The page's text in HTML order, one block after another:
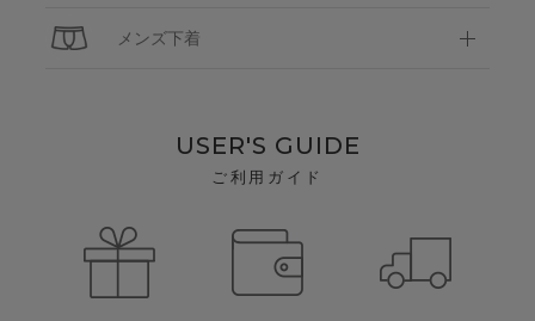
メンズ下着
USER'S GUIDE
ご利用ガイド